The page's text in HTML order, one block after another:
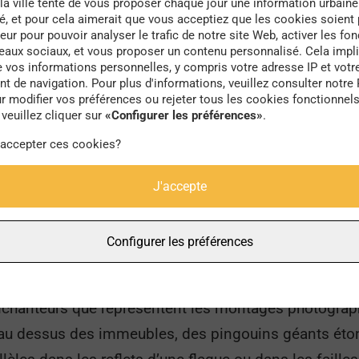
pour nous transporter dans d’autres
que nous semblons plonger, pour nous retrouver
dimensions et perceptives du décor urbain,
de rendre possible la cohabitation entre le
seule et même image. Comme si le rêve
plus de densité et une ampleur nouvelle.
des films de science-fiction. Qui n’a jamais
d’un univers secret, au cœur des entrailles
que représentent les montages
dessus des immeubles, des pingouins géants
ville tente de vous proposer chaque jour une information
et pour cela aimerait que vous acceptiez que les cookies soient
pour pouvoir analyser le trafic de notre site Web, activer les
sociaux, et vous proposer un contenu personnalisé. Cela
vos informations personnelles, y compris votre adresse IP et
de navigation. Pour plus d'informations, veuillez consulter notre
modifier vos préférences ou rejeter tous les cookies
cliquer sur «Configurer les préférences».
ces cookies?
J'accepte
Configurer les préférences